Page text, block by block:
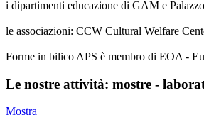
i dipartimenti educazione di GAM e
le associazioni: CCW Cultural Welfare
Forme in bilico APS è membro di EOA -
Le nostre attività: mostre -
Mostra